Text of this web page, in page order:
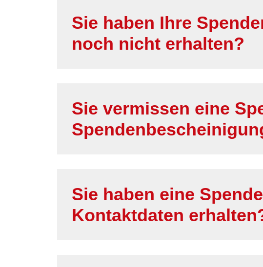
Sie haben Ihre
noch nicht erhalten?
Sie vermissen eine
Sie haben eine
Kontaktdaten